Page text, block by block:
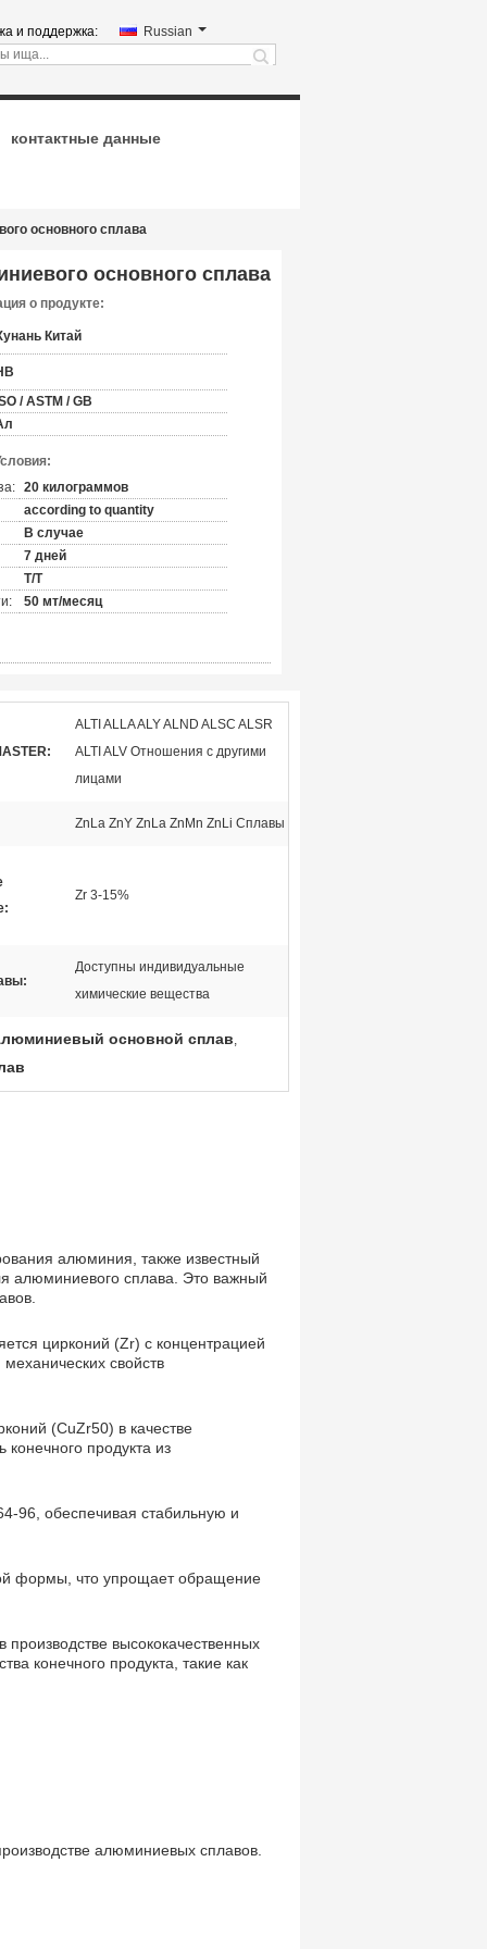
и поддержка: Russian
search
контактные данные
основного сплава
основного сплава
о продукте:
Китай
/ ASTM / GB
20 килограммов
according to quantity
В случае
7 дней
Т/Т
50 мт/месяц
ALTI ALLA ALY ALND ALSC ALSR
ALTI ALV Отношения с другими
лицами
ZnLa ZnY ZnLa ZnMn ZnLi Сплавы
Zr 3-15%
Доступны индивидуальные
химические вещества
основной сплав,
алюминия, также известный
алюминиевого сплава. Это важный
цирконий (Zr) с концентрацией
свойств
(CuZr50) в качестве
продукта из
96, обеспечивая стабильную и
формы, что упрощает обращение
высококачественных
конечного продукта, такие как
алюминиевых сплавов.